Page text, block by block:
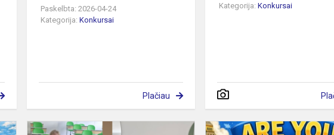
Paskelbta: 2026-04-24
Kategorija:Konkursai
Plačiau
Kategorija:Konkursai
Respublikinis
Lietuvių